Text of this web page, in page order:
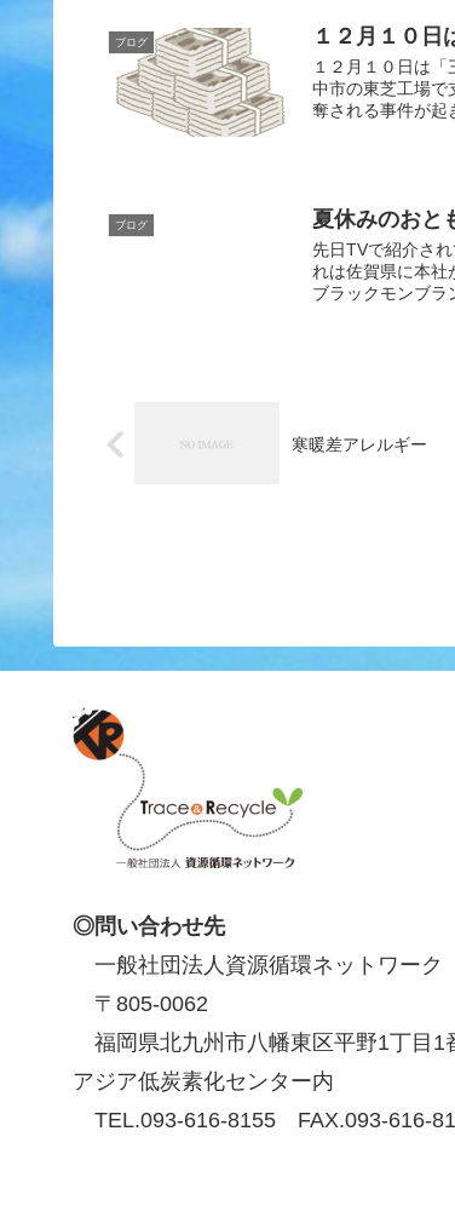
ブログ １２月１０日
１２月１０日は
中市の東芝工場で
奪される事件が起
ブログ 夏休みのおと
先日TVで紹介さ
れは佐賀県に本社
ブラックモンブラ
寒暖差アレルギー
◎問い合わせ先
一般社団法人資源循環ネットワーク
〒805-0062
福岡県北九州市八幡東区平野1丁目
アジア低炭素化センター内
TEL.093-616-8155 FAX.093-616-